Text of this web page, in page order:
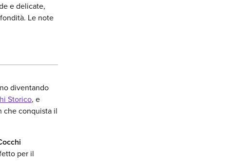
e delicate,
Le note
diventando
Storico, e
che conquista il
per il